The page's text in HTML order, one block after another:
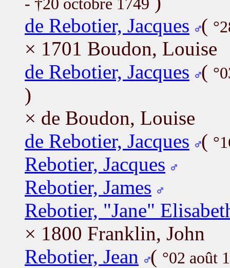
- †20 octobre 1749
de Rebotier, Jacques (
× 1701 Boudon, Louise
de Rebotier, Jacques (
)
× de Boudon, Louise
de Rebotier, Jacques (
Rebotier, Jacques
Rebotier, James
Rebotier, "Jane"
× 1800 Franklin, John
Rebotier, Jean
( °02 août